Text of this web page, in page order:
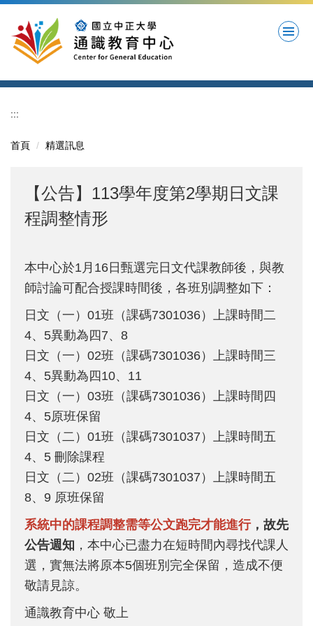
主
容
:::
首頁 精選訊息
【公告】113學年度第2學期日文課
程調整情形
本中心於1月16日甄選完日文代課教師後，與教
師討論可配合授課時間後，各班別調整如下：
日文（一）01班（課碼7301036）上課時間二
4、5異動為四7、8
日文（一）02班（課碼7301036）上課時間三
4、5異動為四10、11
日文（一）03班（課碼7301036）上課時間四
4、5原班保留
日文（二）01班（課碼7301037）上課時間五
4、5 刪除課程
日文（二）02班（課碼7301037）上課時間五
8、9 原班保留
系統中的課程調整需等公文跑完才能進行，故先
公告週知 ，本中心已盡力在短時間內尋找代課人
選，實無法將原本5個班別完全保留，造成不便
敬請見諒。
通識教育中心 敬上